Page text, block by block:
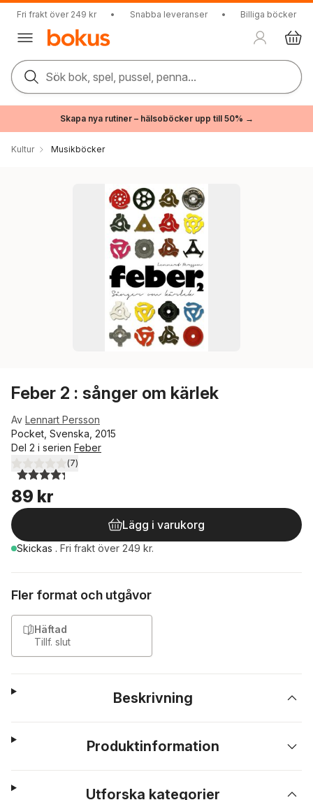
Fri frakt över 249 kr • Snabba leveranser • Billiga böcker
Sök bok, spel, pussel, penna...
Skapa nya rutiner – hälsoböcker upp till 50% →
Kultur Musikböcker
Feber 2 : sånger om kärlek
Av Lennart Persson
Pocket, Svenska, 2015
Del 2 i serien Feber
4,3utav 5 stjärnor. Totalt antal röster:
(7)
89 kr
Lägg i varukorg
Skickas . Fri frakt över 249 kr.
Fler format och utgåvor
Häftad
Tillf. slut
Beskrivning
Produktinformation
Utforska kategorier